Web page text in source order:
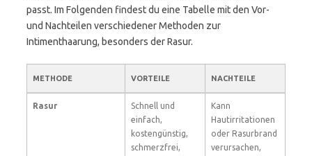
passt. Im Folgenden findest du eine Tabelle mit den Vor-
und Nachteilen verschiedener Methoden zur
Intimenthaarung, besonders der Rasur.
METHODE VORTEILE NACHTEILE
Rasur
Schnell und
einfach,
kostengünstig,
schmerzfrei,
Kann
Hautirritationen
oder Rasurbrand
verursachen,